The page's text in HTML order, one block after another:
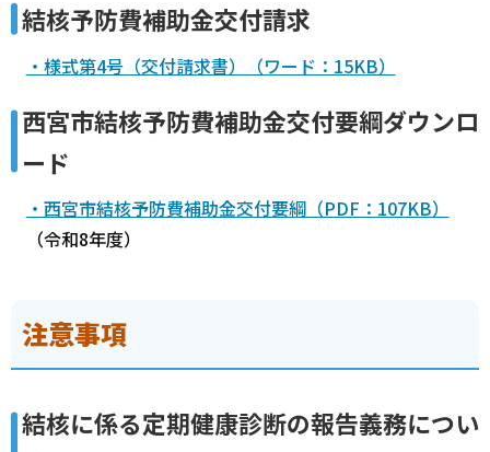
結核予防費補助金交付請求
・様式第4号（交付請求書）（ワード：15KB）
西宮市結核予防費補助金交付要綱ダウンロ
ード
・西宮市結核予防費補助金交付要綱（PDF：107KB）
（令和8年度）
注意事項
結核に係る定期健康診断の報告義務につい